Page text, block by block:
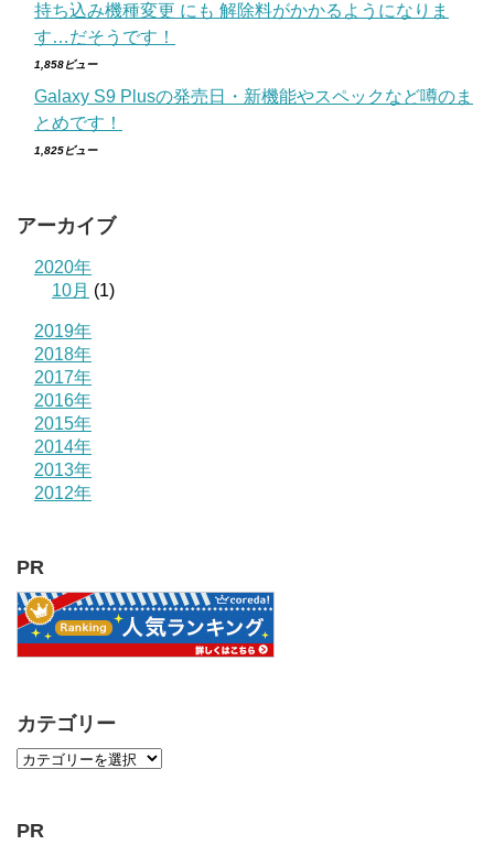
持ち込み機種変更 にも 解除料がかかるようになりま
す…だそうです！
1,858ビュー
Galaxy S9 Plusの発売日・新機能やスペックなど噂のま
とめです！
1,825ビュー
アーカイブ
2020年
10月 (1)
2019年
2018年
2017年
2016年
2015年
2014年
2013年
2012年
PR
カテゴリー
PR